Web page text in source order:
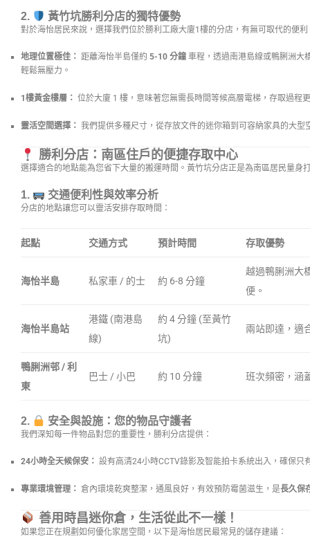
2. 黃竹坑勝利分店的獨特優勢
對於海怡居民來說，選擇我們位於勝利工廠大廈1樓的分店，有無可取代的便利
地理位置極佳： 距離海怡半島僅約 5-10 分鐘 車程，透過南港島線或鴨脷洲大
輕鬆無壓力。
1樓黃金樓層： 位於大廈 1 樓，意味著您無需長時間等候高層電梯，存取過程
靈活空間選擇： 我們提供多種尺寸，從存放文件的迷你箱到可容納家具的大型
勝利分店：南區住戶的便捷存取中心
選擇適合的地點能為您省下大量的搬運時間。黃竹坑分店正是為南區居民量身
1. 交通便利性與效率分析
分店的地點讓您可以靈活安排存取時間：
起點 交通方式 預計時間 存取優勢
海怡半島 私家車 / 的士 約 6-8 分鐘
越過鴨脷洲大
便。
海怡半島站
港鐵 (南港島
線)
約 4 分鐘 (至黃竹
坑)
兩站即達，適
鴨脷洲邨 / 利
東
巴士 / 小巴 約 10 分鐘 班次頻密，涵
2. 安全與設施：您的物品守護者
我們深知每一件物品對您的重要性，勝利分店提供：
24小時全天候保安： 設有高清24小時CCTV錄影及智能拍卡系統出入，確保只
專業環境管理： 倉內環境乾爽整潔，通風良好，有效預防霉菌滋生，是長久保
善用時昌迷你倉，生活從此不一樣！
如果您正在規劃如何優化家居空間，以下是海怡居民最常見的儲存建議：